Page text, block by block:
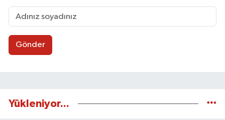
Gönder
Yükleniyor...